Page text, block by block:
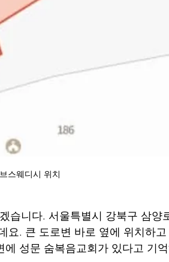
스웨디시 위치
습니다. 서울특별시 강북구 삼양
요. 큰 도로변 바로 옆에 위치하고
성문 숨복음교회가 있다고 기